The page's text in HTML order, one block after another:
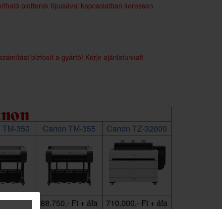
plotterek típusával kapcsolatban keressen
biztosít a gyártó! Kérje ajánlatunkat!
350 Canon TM-355 Canon TZ-32000
Ft + áfa 88.750,- Ft + áfa 710.000,- Ft + áfa